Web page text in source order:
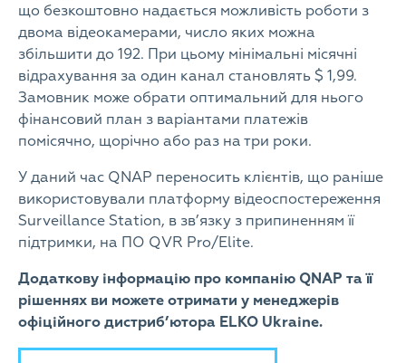
що безкоштовно надається можливість роботи з
двома відеокамерами, число яких можна
збільшити до 192. При цьому мінімальні місячні
відрахування за один канал становлять $ 1,99.
Замовник може обрати оптимальний для нього
фінансовий план з варіантами платежів
помісячно, щорічно або раз на три роки.
У даний час QNAP переносить клієнтів, що раніше
використовували платформу відеоспостереження
Surveillance Station, в зв’язку з припиненням її
підтримки, на ПО QVR Pro/Elite.
Додаткову інформацію про компанію QNAP та її
рішеннях ви можете отримати у менеджерів
офіційного дистриб’ютора ELKO Ukraine.